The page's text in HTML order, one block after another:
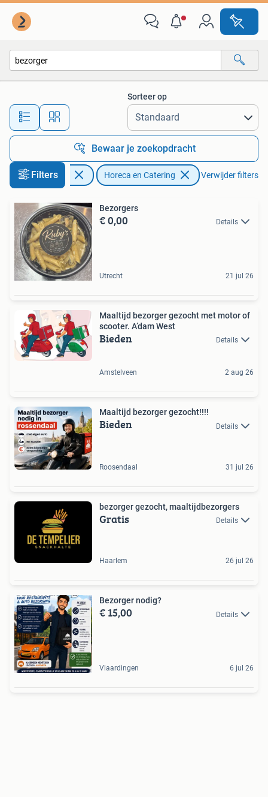
Alle afstanden…
Sorteer op
Bewaar je zoekopdracht
Filters
Vacatures Horeca en Catering Verwijder filters
Bezorgers
€ 0,00 Details
Utrecht 21 jul 26
Maaltijd bezorger gezocht met motor of
scooter. A’dam West
Bieden Details
Amstelveen 2 aug 26
Maaltijd bezorger gezocht!!!!
Bieden Details
Roosendaal 31 jul 26
bezorger gezocht, maaltijdbezorgers
Gratis Details
Haarlem 26 jul 26
Bezorger nodig?
€ 15,00 Details
Vlaardingen 6 jul 26